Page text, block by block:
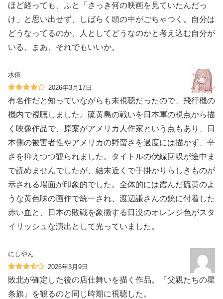
ほど経っても、ふと「さっき何の映画を見ていたんだっ
け」と思い出せず、しばらく頭の中がごちゃつく。自分は
どうなってるのか、人としてどうなのかと考え込む自分が
いる。まあ、それでもいいか。
水依
2026年3月17日
有名作だと知っていながらも未視聴だったので、飛行機の
機内で視聴しました。硫黄島の戦いを日本軍の視点から描
く映像作品で、原案がアメリカ人作家という点もあり、日
本側の被害者性やアメリカの野蛮さを過度には描かず、辛
さを抑えつつ観られました。タイトルの伏線回収が途中ま
で読めませんでしたが、結末近くで手掛かりらしきものが
示される場面が印象的でした。全体的には霞んだ硫黄のよ
うな黄色味の画作で統一され、渡辺謙さんの銃に付着した
赤い血と、日本の敗戦を象徴する日没のオレンジ色がスタ
イリッシュな演出として光っていました。
にしやん
2026年3月9日
敗北が確定した後の店仕舞いを描く作品。『父親たちの星
条旗』を観るのと同じ時期に視聴した。